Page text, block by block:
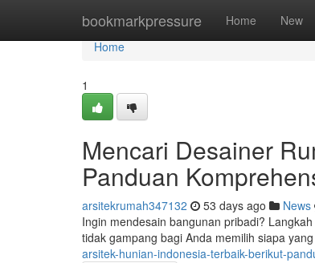
bookmarkpressure Home New
Home
Home
1
Mencari Desainer
Panduan
arsitekrumah347132 53 days ago News
Ingin mendesain bangunan pribadi?
tidak gampang bagi Anda memilih siapa
arsitek-hunian-indonesia-terbaik-berikut-